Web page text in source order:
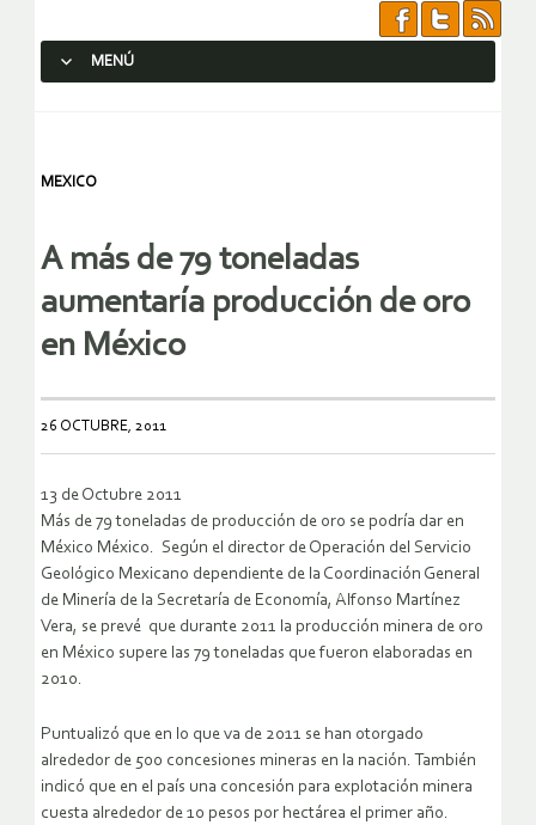
MENÚ
MEXICO
A más de 79 toneladas
aumentaría producción de oro
en México
26 OCTUBRE, 2011
13 de Octubre 2011
Más de 79 toneladas de producción de oro se podría dar en
México México. Según el director de Operación del Servicio
Geológico Mexicano dependiente de la Coordinación General
de Minería de la Secretaría de Economía, Alfonso Martínez
Vera, se prevé que durante 2011 la producción minera de oro
en México supere las 79 toneladas que fueron elaboradas en
2010.
Puntualizó que en lo que va de 2011 se han otorgado
alrededor de 500 concesiones mineras en la nación. También
indicó que en el país una concesión para explotación minera
cuesta alrededor de 10 pesos por hectárea el primer año.